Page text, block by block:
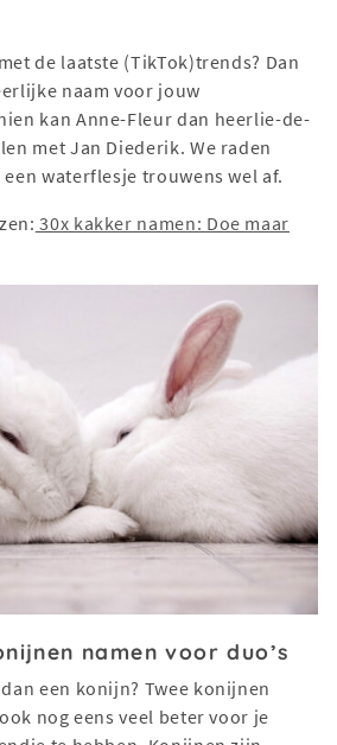
de laatste (TikTok)trends? Dan
naam voor jouw
kan Anne-Fleur dan heerlie-de-
met Jan Diederik. We raden
een waterflesje trouwens wel af.
30x kakker namen: Doe maar
namen voor duo’s
een konijn? Twee konijnen
nog eens veel beter voor je